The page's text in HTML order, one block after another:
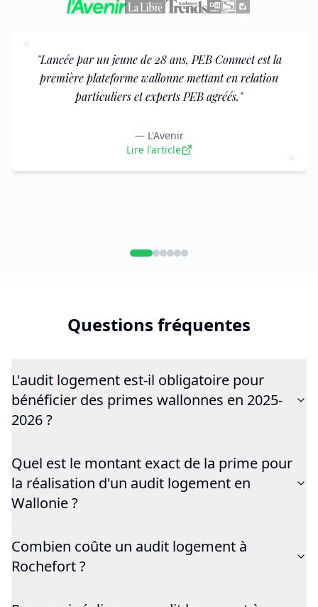
"
"
"Une nouvelle plateforme wallonne centralise
certificateurs, auditeurs et responsables PEB agréés afin
d'aider les particuliers à accéder plus facilement aux
— La Libre
Lire l'article
Questions fréquentes
L'audit logement est-il obligatoire pour
bénéficier des primes wallonnes en 2025-
2026 ?
Quel est le montant exact de la prime pour
la réalisation d'un audit logement en
Wallonie ?
Combien coûte un audit logement à
Rochefort ?